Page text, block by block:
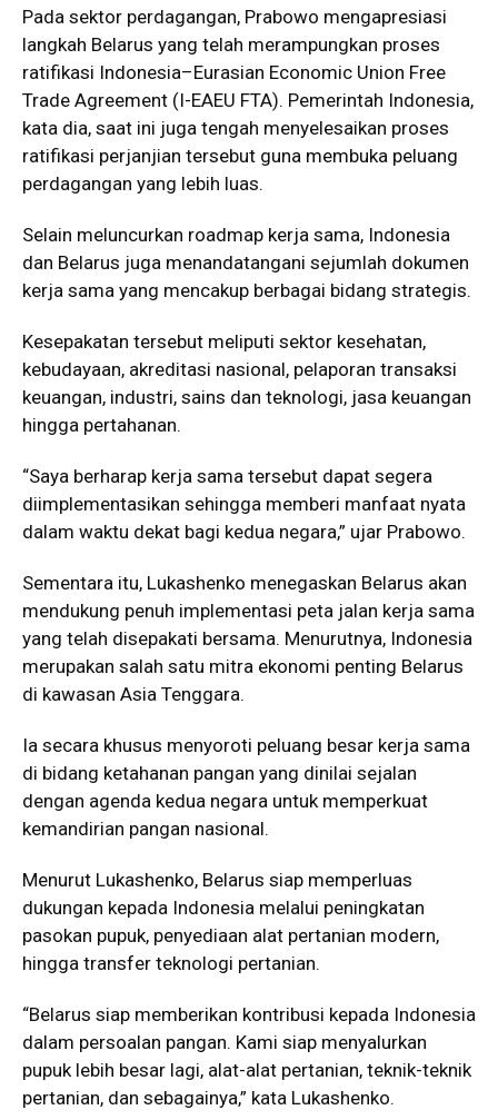
Pada sektor perdagangan, Prabowo mengapresiasi
langkah Belarus yang telah merampungkan proses
ratifikasi Indonesia–Eurasian Economic Union Free
Trade Agreement (I-EAEU FTA). Pemerintah Indonesia,
kata dia, saat ini juga tengah menyelesaikan proses
ratifikasi perjanjian tersebut guna membuka peluang
perdagangan yang lebih luas.
Selain meluncurkan roadmap kerja sama, Indonesia
dan Belarus juga menandatangani sejumlah dokumen
kerja sama yang mencakup berbagai bidang strategis.
Kesepakatan tersebut meliputi sektor kesehatan,
kebudayaan, akreditasi nasional, pelaporan transaksi
keuangan, industri, sains dan teknologi, jasa keuangan
hingga pertahanan.
“Saya berharap kerja sama tersebut dapat segera
diimplementasikan sehingga memberi manfaat nyata
dalam waktu dekat bagi kedua negara,” ujar Prabowo.
Sementara itu, Lukashenko menegaskan Belarus akan
mendukung penuh implementasi peta jalan kerja sama
yang telah disepakati bersama. Menurutnya, Indonesia
merupakan salah satu mitra ekonomi penting Belarus
di kawasan Asia Tenggara.
Ia secara khusus menyoroti peluang besar kerja sama
di bidang ketahanan pangan yang dinilai sejalan
dengan agenda kedua negara untuk memperkuat
kemandirian pangan nasional.
Menurut Lukashenko, Belarus siap memperluas
dukungan kepada Indonesia melalui peningkatan
pasokan pupuk, penyediaan alat pertanian modern,
hingga transfer teknologi pertanian.
“Belarus siap memberikan kontribusi kepada Indonesia
dalam persoalan pangan. Kami siap menyalurkan
pupuk lebih besar lagi, alat-alat pertanian, teknik-teknik
pertanian, dan sebagainya,” kata Lukashenko.